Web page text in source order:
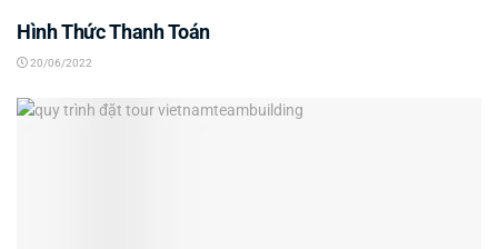
Hình Thức Thanh Toán
20/06/2022